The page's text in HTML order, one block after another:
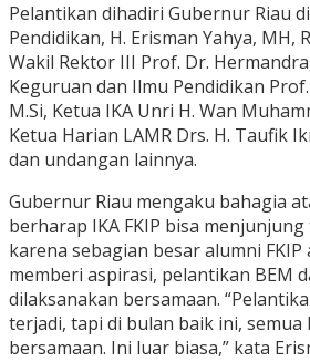
Pelantikan dihadiri Gubernur Riau
Pendidikan, H. Erisman Yahya, MH,
Wakil Rektor III Prof. Dr.
Keguruan dan Ilmu Pendidikan
M.Si, Ketua IKA Unri H. Wan
Ketua Harian LAMR Drs. H. Taufik
dan undangan lainnya.
Gubernur Riau mengaku bahagia
berharap IKA FKIP bisa
karena sebagian besar alumni
memberi aspirasi, pelantikan BEM
dilaksanakan bersamaan.
terjadi, tapi di bulan baik ini, semua
bersamaan. Ini luar biasa,” kata